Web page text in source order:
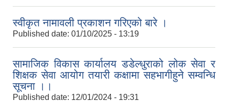
स्वीकृत नामावली प्रकाशन गरिएको बारे ।
Published date: 01/10/2025 - 13:19
सामाजिक विकास कार्यालय डडेल्धुराको लोक सेवा र
शिक्षक सेवा आयोग तयारी कक्षामा सहभागीहुने सम्वन्धि
सूचना ।।
Published date: 12/01/2024 - 19:31